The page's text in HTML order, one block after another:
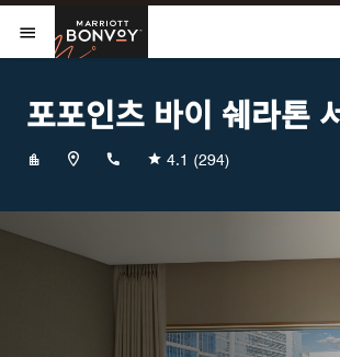
Skip to Content
메뉴 열기
Marriott
포포인츠 바이 쉐라톤
+82269059500
4.1 (294)